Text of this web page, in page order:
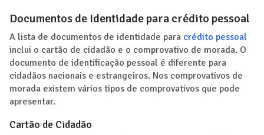
Documentos de Identidade para crédito pessoal
A lista de documentos de identidade para crédito pessoal
inclui o cartão de cidadão e o comprovativo de morada. O
documento de identificação pessoal é diferente para
cidadãos nacionais e estrangeiros. Nos comprovativos de
morada existem vários tipos de comprovativos que pode
apresentar.
Cartão de Cidadão